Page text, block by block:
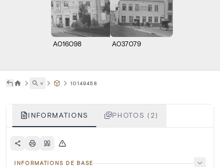
A016098 A037079
˅ 10149458
INFORMATIONS PHOTOS (2)
INFORMATIONS DE BASE